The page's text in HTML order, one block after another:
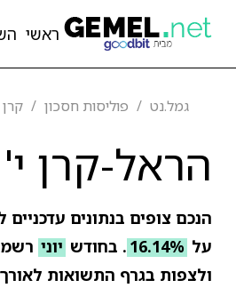
ראשי
גמל.נט פוליסות חסכון קרן
הראל-קרן י'
הנכם צופים בנתונים עדכניים
על 16.14% . בחודש יוני
ולצפות בגרף התשואות